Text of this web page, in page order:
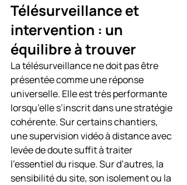
Télésurveillance et
intervention : un
équilibre à trouver
La télésurveillance ne doit pas être
présentée comme une réponse
universelle. Elle est très performante
lorsqu’elle s’inscrit dans une stratégie
cohérente. Sur certains chantiers,
une supervision vidéo à distance avec
levée de doute suffit à traiter
l’essentiel du risque. Sur d’autres, la
sensibilité du site, son isolement ou la